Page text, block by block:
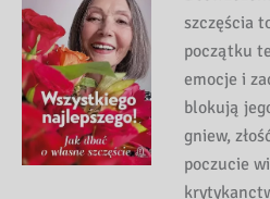
szczęścia
początku
emocje i
blokują
gniew,
poczucie